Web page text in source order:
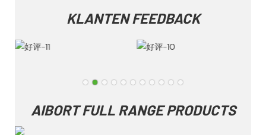
KLANTEN FEEDBACK
AIBORT FULL RANGE PRODUCTS